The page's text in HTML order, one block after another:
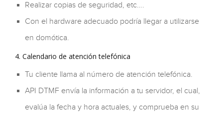
Realizar copias de seguridad, etc….
Con el hardware adecuado podría llegar a utilizarse
en domótica.
4. Calendario de atención telefónica
Tu cliente llama al número de atención telefónica.
API DTMF envía la información a tu servidor, el cual,
evalúa la fecha y hora actuales, y comprueba en su